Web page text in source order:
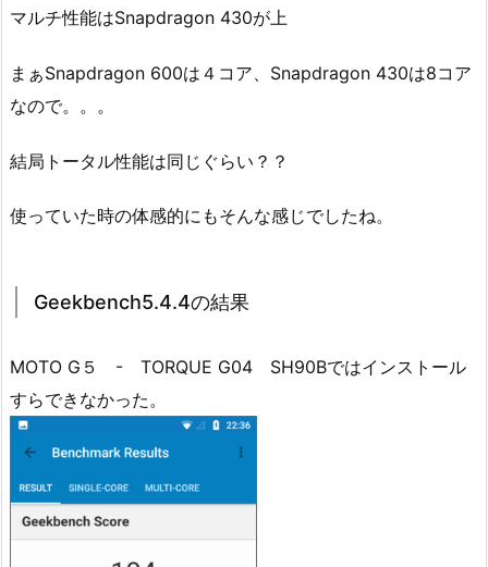
マルチ性能はSnapdragon 430が上
まぁSnapdragon 600は４コア、Snapdragon 430は8コア
なので。。。
結局トータル性能は同じぐらい？？
使っていた時の体感的にもそんな感じでしたね。
Geekbench5.4.4の結果
MOTO G５ - TORQUE G04 SH90Bではインストール
すらできなかった。